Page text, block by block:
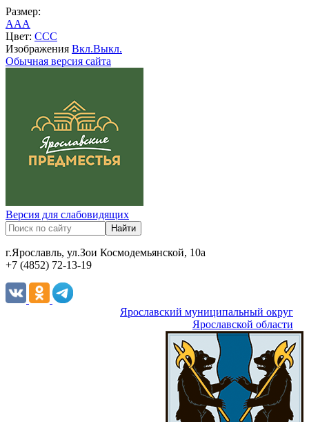
Размер:
AAA
Цвет: CCC
Изображения Вкл.Выкл.
Обычная версия сайта
Версия для слабовидящих
г.Ярославль, ул.Зои Космодемьянской, 10а
+7 (4852) 72-13-19
Ярославский муниципальный округ
Ярославской области